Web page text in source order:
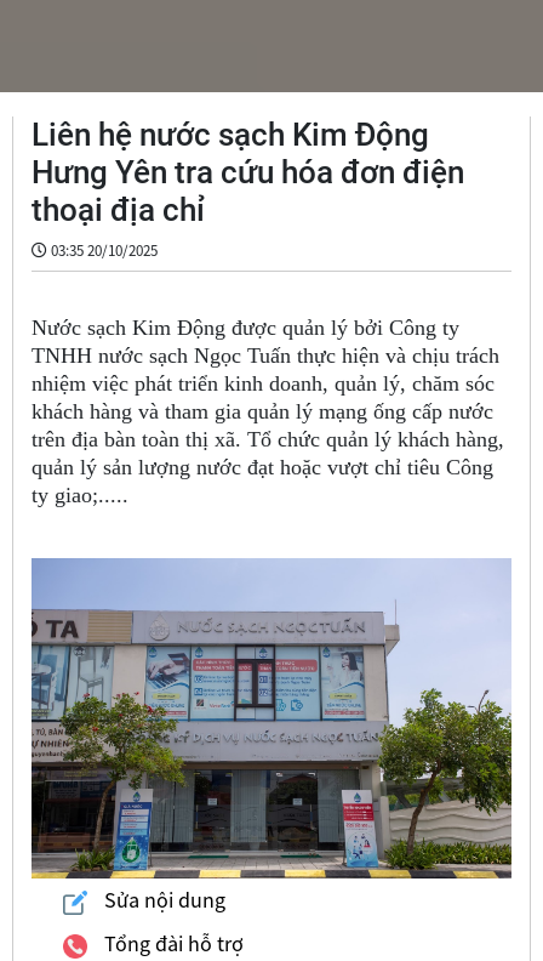
Liên hệ nước sạch Kim Động
Hưng Yên tra cứu hóa đơn điện
thoại địa chỉ
03:35 20/10/2025
Nước sạch Kim Động được quản lý bởi Công ty
TNHH nước sạch Ngọc Tuấn thực hiện và chịu trách
nhiệm việc phát triển kinh doanh, quản lý, chăm sóc
khách hàng và tham gia quản lý mạng ống cấp nước
trên địa bàn toàn thị xã. Tổ chức quản lý khách hàng,
quản lý sản lượng nước đạt hoặc vượt chỉ tiêu Công
ty giao;.....
Sửa nội dung
Tổng đài hỗ trợ